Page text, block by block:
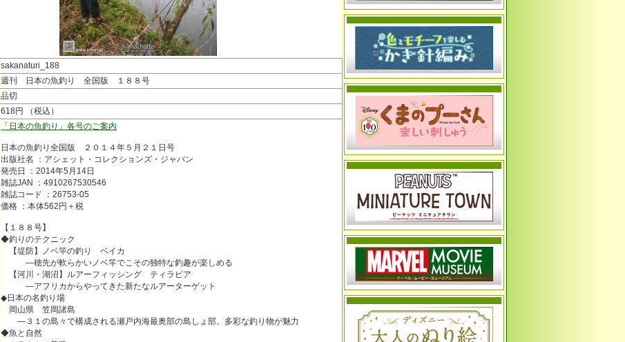
sakanaturi_188
週刊 日本の魚釣り 全国版 １８８号
品切
618円 （税込）
「日本の魚釣り」各号のご案内
日本の魚釣り全国版 ２０１４年５月２１日号
出版社名 ：アシェット・コレクションズ・ジャパン
発売日 ：2014年5月14日
雑誌JAN ：4910267530546
雑誌コード ：26753-05
価格 ：本体562円＋税
【１８８号】
◆釣りのテクニック
【堤防】ノベ竿の釣り ベイカ
―穂先が軟らかいノベ竿でこその独特な釣趣が楽しめる
【河川・湖沼】ルアーフィッシング ティラピア
―アフリカからやってきた新たなルアーターゲット
◆日本の名釣り場
岡山県 笠岡諸島
―３１の島々で構成される瀬戸内海最奥部の島しょ部。多彩な釣り物が魅力
◆魚と自然